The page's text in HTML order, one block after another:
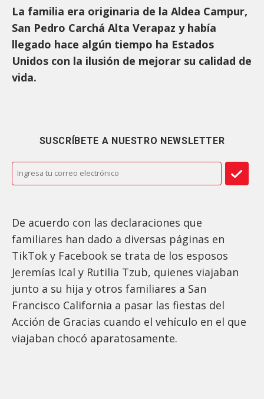
La familia era originaria de la Aldea Campur,
San Pedro Carchá Alta Verapaz y había
llegado hace algún tiempo ha Estados
Unidos con la ilusión de mejorar su calidad de
vida.
SUSCRÍBETE A NUESTRO NEWSLETTER
De acuerdo con las declaraciones que
familiares han dado a diversas páginas en
TikTok y Facebook se trata de los esposos
Jeremías Ical y Rutilia Tzub, quienes viajaban
junto a su hija y otros familiares a San
Francisco California a pasar las fiestas del
Acción de Gracias cuando el vehículo en el que
viajaban chocó aparatosamente.